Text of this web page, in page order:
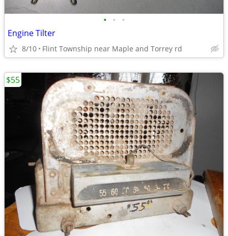
• • •
Engine Tilter
8/10 Flint Township near Maple and Torrey rd
$55